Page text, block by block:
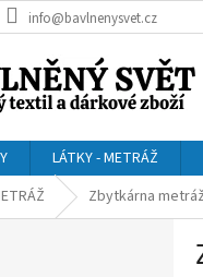
info@bavlnenysvet.cz
LÁTKY - METRÁŽ
Zbytkárna